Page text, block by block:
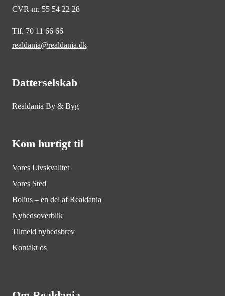
CVR-nr. 55 54 22 28
Tlf. 70 11 66 66
realdania@realdania.dk
Datterselskab
Realdania By & Byg
Kom hurtigt til
Vores Livskvalitet
Vores Sted
Bolius – en del af Realdania
Nyhedsoverblik
Tilmeld nyhedsbrev
Kontakt os